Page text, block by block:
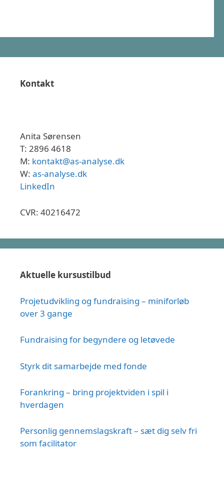
Kontakt
Anita Sørensen
T: 2896 4618
M: kontakt@as-analyse.dk
W: as-analyse.dk
LinkedIn
CVR: 40216472
Aktuelle kursustilbud
Projetudvikling og fundraising – miniforløb
over 3 gange
Fundraising for begyndere og letøvede
Styrk dit samarbejde med fonde
Forankring – bring projektviden i spil i
hverdagen
Personlig gennemslagskraft – sæt dig selv fri
som facilitator